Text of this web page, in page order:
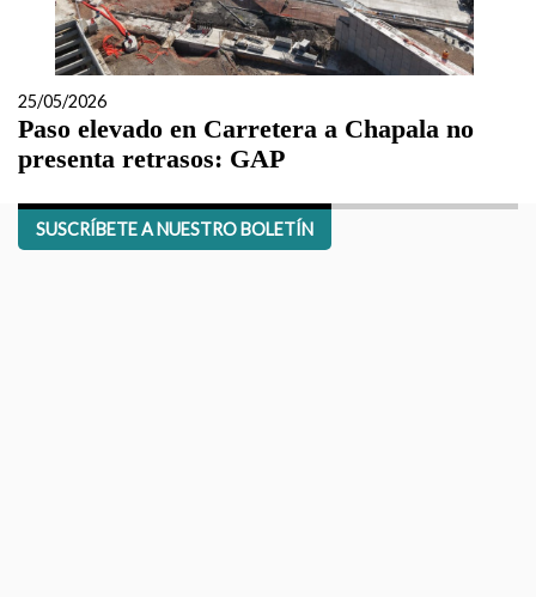
25/05/2026
Paso elevado en Carretera a Chapala no
presenta retrasos: GAP
SUSCRÍBETE A NUESTRO BOLETÍN